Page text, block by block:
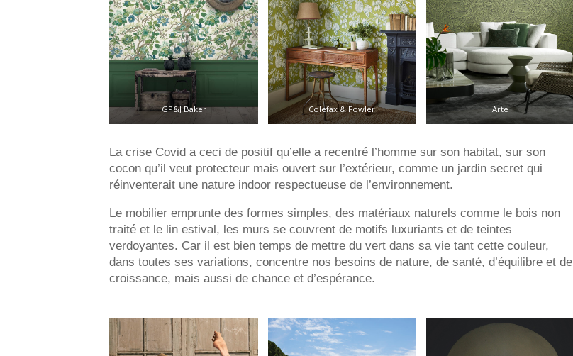
GP&J Baker Colefax & Fowler Arte
La crise Covid a ceci de positif qu’elle a recentré l’homme sur son habitat, sur son
cocon qu’il veut protecteur mais ouvert sur l’extérieur, comme un jardin secret qui
réinventerait une nature indoor respectueuse de l’environnement.
Le mobilier emprunte des formes simples, des matériaux naturels comme le bois non
traité et le lin estival, les murs se couvrent de motifs luxuriants et de teintes
verdoyantes. Car il est bien temps de mettre du vert dans sa vie tant cette couleur,
dans toutes ses variations, concentre nos besoins de nature, de santé, d’équilibre et de
croissance, mais aussi de chance et d’espérance.